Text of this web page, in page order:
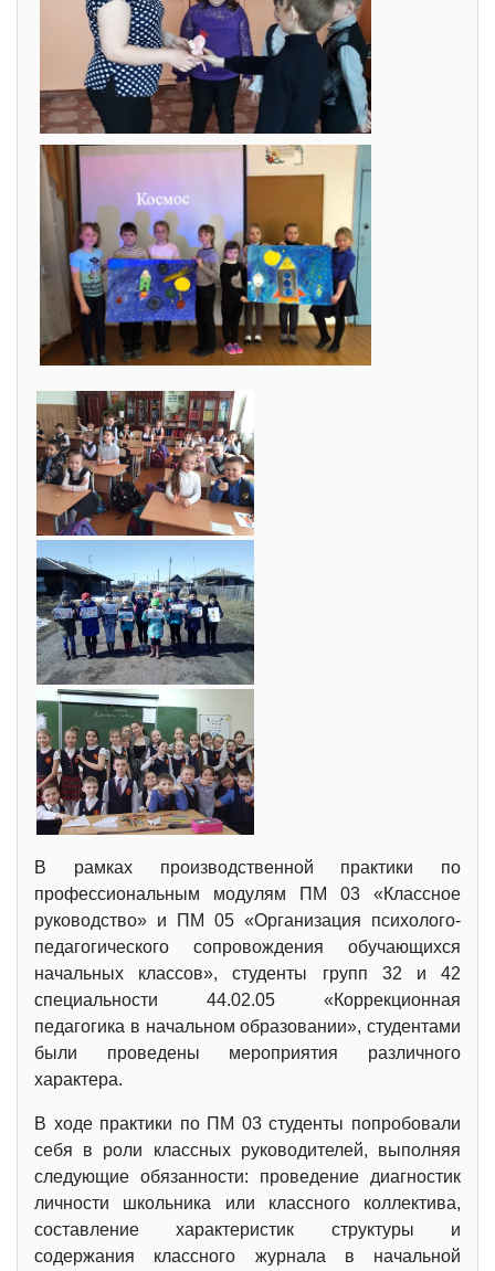
В рамках производственной практики по
профессиональным модулям ПМ 03 «Классное
руководство» и ПМ 05 «Организация психолого-
педагогического сопровождения обучающихся
начальных классов», студенты групп 32 и 42
специальности 44.02.05 «Коррекционная
педагогика в начальном образовании», студентами
были проведены мероприятия различного
характера.
В ходе практики по ПМ 03 студенты попробовали
себя в роли классных руководителей, выполняя
следующие обязанности: проведение диагностик
личности школьника или классного коллектива,
составление характеристик структуры и
содержания классного журнала в начальной